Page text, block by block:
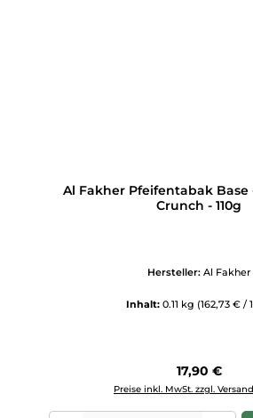
Al Fakher Pfeifentabak Base
Crunch - 110g
Hersteller: Al Fakher
Inhalt: 0.11 kg (162,73 € /
Regulärer
17,90 €
Preise inkl. MwSt. zzgl.